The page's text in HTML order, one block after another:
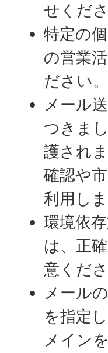
せくださ
特定の
の営業
ださい。
メール
つきま
護され
確認や
利用しま
環境依
は、正
意くださ
メール
を指定
メイン